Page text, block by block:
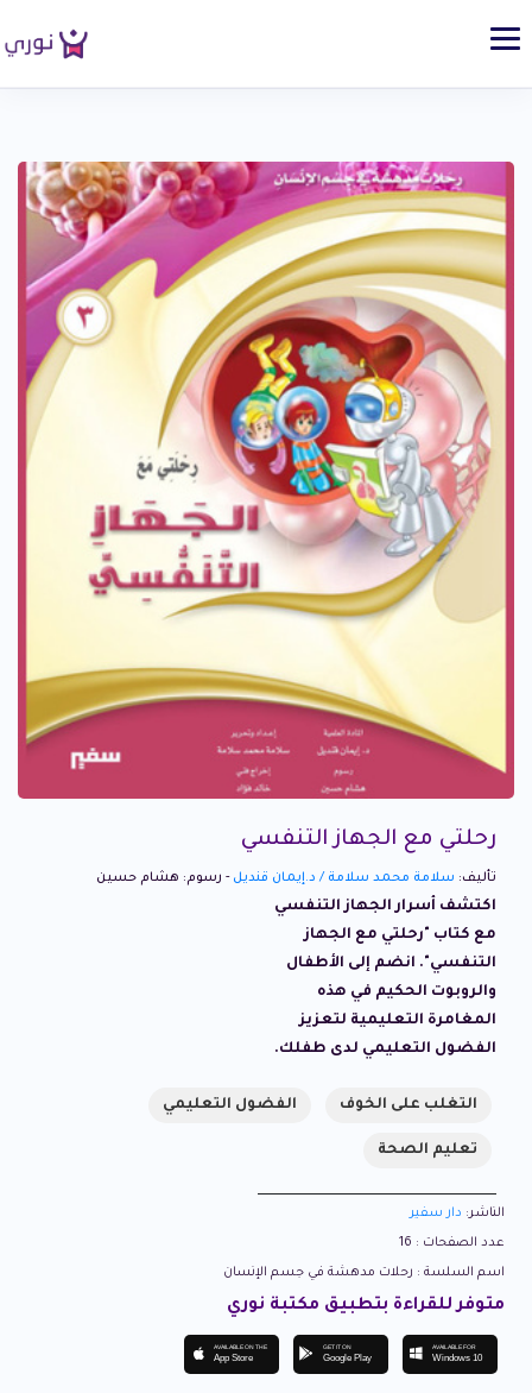
رحلتي مع الجهاز التنفسي
تأليف: سلامة محمد سلامة / د.إيمان قنديل - رسوم: هشام حسين
اكتشف أسرار الجهاز التنفسي
مع كتاب "رحلتي مع الجهاز
التنفسي". انضم إلى الأطفال
والروبوت الحكيم في هذه
المغامرة التعليمية لتعزيز
الفضول التعليمي لدى طفلك.
التغلب على الخوف الفضول التعليمي
تعليم الصحة
الناشر: دار سفير
عدد الصفحات : 16
اسم السلسة : رحلات مدهشة في جسم الإنسان
متوفر للقراءة بتطبيق مكتبة نوري
AVAILABLE ON THE
App Store
GET IT ON
Google Play
AVAILABLE FOR
Windows 10